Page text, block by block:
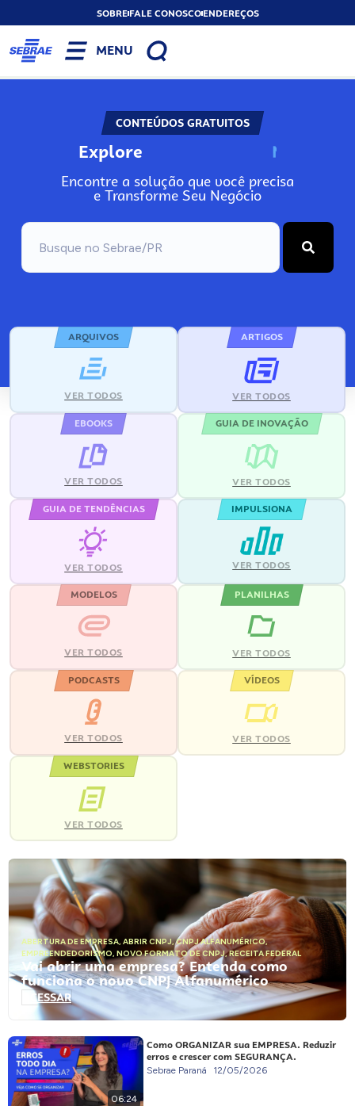
SOBREFALE CONOSCOENDEREÇOS
MENU
CONTEÚDOS GRATUITOS
Explore N
Encontre a solução que você precisa
e Transforme Seu Negócio
ARQUIVOS
VER TODOS
ARTIGOS
VER TODOS
EBOOKS
VER TODOS
GUIA DE INOVAÇÃO
VER TODOS
GUIA DE TENDÊNCIAS
VER TODOS
IMPULSIONA
VER TODOS
MODELOS
VER TODOS
PLANILHAS
VER TODOS
PODCASTS
VER TODOS
VÍDEOS
VER TODOS
WEBSTORIES
VER TODOS
ABERTURA DE EMPRESA, ABRIR CNPJ,CNPJ ALFANUMÉRICO,
EMPREENDEDORISMO, NOVO FORMATO DE CNPJ,RECEITA FEDERAL
Vai abrir uma empresa? Entenda como
funciona o novo CNPJ Alfanumérico
ACESSAR
06:24
Como ORGANIZAR sua EMPRESA. Reduzir
erros e crescer com SEGURANÇA.
Sebrae Paraná 12/05/2026